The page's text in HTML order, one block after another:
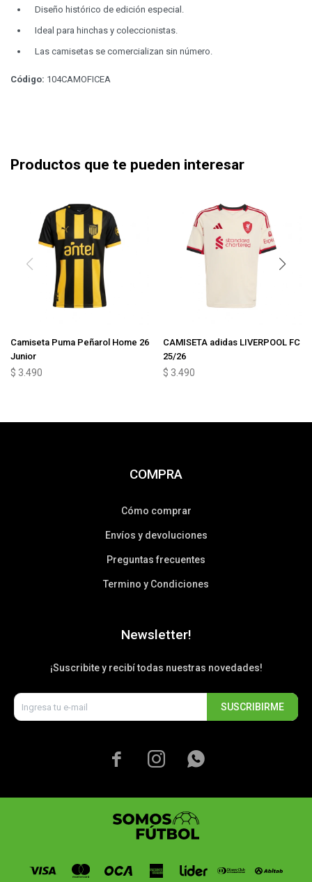
Diseño histórico de edición especial.
Ideal para hinchas y coleccionistas.
Las camisetas se comercializan sin número.
Código: 104CAMOFICEA
Productos que te pueden interesar
Camiseta Puma Peñarol Home 26
Junior
$ 3.490
CAMISETA adidas LIVERPOOL FC
25/26
$ 3.490
COMPRA
Cómo comprar
Envíos y devoluciones
Preguntas frecuentes
Termino y Condiciones
Newsletter!
¡Suscribite y recibí todas nuestras novedades!
SUSCRIBIRME
  